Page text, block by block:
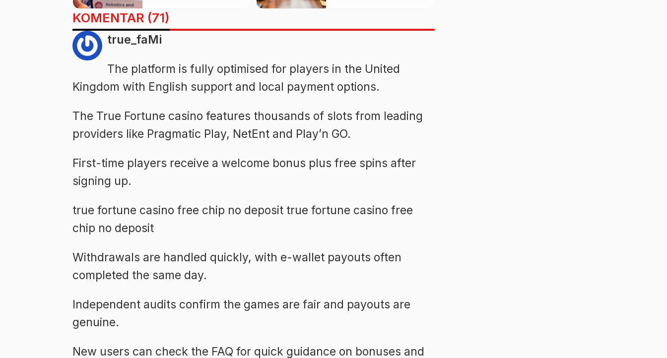
Meski Jalani
Pemulihan
Kesehatan
Amerta Sari,
Dewi Baruna
Beri
Penjelasan
KOMENTAR (71)
true_faMi
The platform is fully optimised for players in the United
Kingdom with English support and local payment options.
The True Fortune casino features thousands of slots from leading
providers like Pragmatic Play, NetEnt and Play’n GO.
First-time players receive a welcome bonus plus free spins after
signing up.
true fortune casino free chip no deposit true fortune casino free
chip no deposit
Withdrawals are handled quickly, with e-wallet payouts often
completed the same day.
Independent audits confirm the games are fair and payouts are
genuine.
New users can check the FAQ for quick guidance on bonuses and